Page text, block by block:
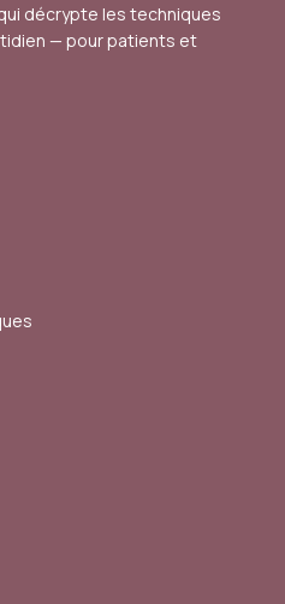
décrypte les techniques
— pour patients et